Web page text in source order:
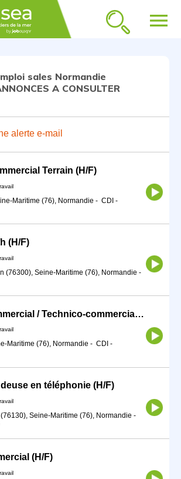
menu
sales Normandie
A CONSULTER
alerte e-mail
Terrain (H/F)
Maritime (76), Normandie - CDI -
(H/F)
(76300), Seine-Maritime (76), Normandie -
Technico-commercial / Technico-commerciale (H/F)
Maritime (76), Normandie - CDI -
en téléphonie (H/F)
Seine-Maritime (76), Normandie -
(H/F)